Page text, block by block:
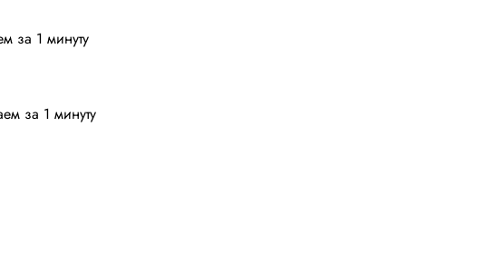
за 1 минуту
за 1 минуту